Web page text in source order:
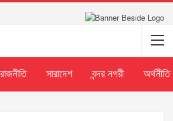
রাজনীতি সারাদেশ বন্দর নগরী অর্থনীতি